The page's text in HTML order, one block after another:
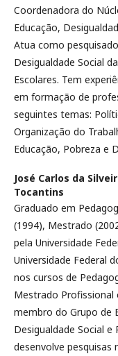
Coordenadora do
Educação,
Atua como
Desigualdade Social
Escolares. Tem
em formação de
seguintes temas:
Organização do
Educação, Pobreza e
José Carlos da
Tocantins
Graduado em
(1994), Mestrado
pela Universidade
Universidade Federal
nos cursos de
Mestrado Profissional
membro do Grupo de
Desigualdade Social e
desenvolve pesquisas